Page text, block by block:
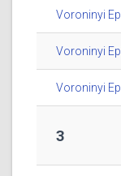
Voroninyi
Voroninyi
Voroninyi
3